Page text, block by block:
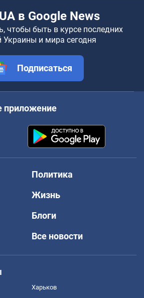
в Google News
чтобы быть в курсе последних
Украины и мира сегодня
Подписаться
приложение
Политика
Жизнь
Блоги
Все новости
Харьков